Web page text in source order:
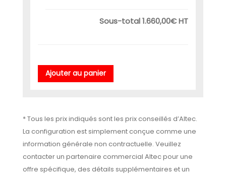
Sous-total1.660,00€HT
Ajouter au panier
* Tous les prix indiqués sont les prix conseillés d’Altec.
La configuration est simplement conçue comme une
information générale non contractuelle. Veuillez
contacter un partenaire commercial Altec pour une
offre spécifique, des détails supplémentaires et un